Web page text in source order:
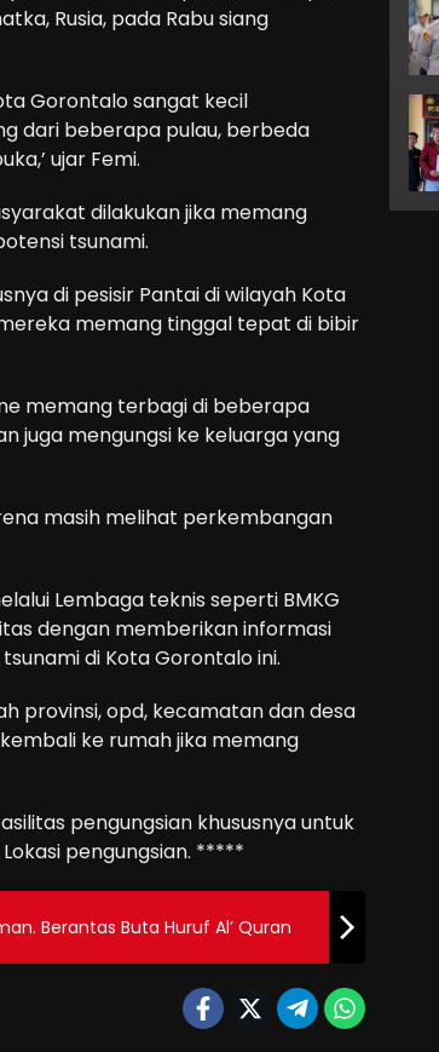
Rusia, pada Rabu siang
Gorontalo sangat kecil
dari beberapa pulau, berbeda
ujar Femi.
dilakukan jika memang
tsunami.
di pesisir Pantai di wilayah Kota
memang tinggal tepat di bibir
memang terbagi di beberapa
juga mengungsi ke keluarga yang
masih melihat perkembangan
Lembaga teknis seperti BMKG
dengan memberikan informasi
di Kota Gorontalo ini.
provinsi, opd, kecamatan dan desa
ke rumah jika memang
pengungsian khususnya untuk
pengungsian. *****
Berantas Buta Huruf Al’ Quran